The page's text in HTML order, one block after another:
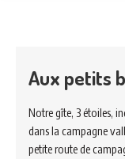
Aux petits
Notre gîte, 3 étoiles,
dans la campagne
petite route de